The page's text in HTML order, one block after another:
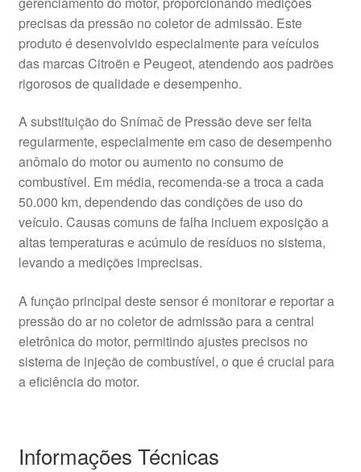
precisas da pressão no coletor de admissão. Este
produto é desenvolvido especialmente para veículos
das marcas Citroën e Peugeot, atendendo aos padrões
rigorosos de qualidade e desempenho.
A substituição do Snímač de Pressão deve ser feita
regularmente, especialmente em caso de desempenho
anômalo do motor ou aumento no consumo de
combustível. Em média, recomenda-se a troca a cada
50.000 km, dependendo das condições de uso do
veículo. Causas comuns de falha incluem exposição a
altas temperaturas e acúmulo de resíduos no sistema,
levando a medições imprecisas.
A função principal deste sensor é monitorar e reportar a
pressão do ar no coletor de admissão para a central
eletrônica do motor, permitindo ajustes precisos no
sistema de injeção de combustível, o que é crucial para
a eficiência do motor.
Informações Técnicas